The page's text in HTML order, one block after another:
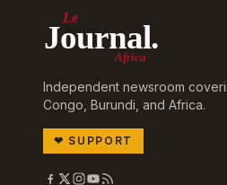
Le
Journal.
Africa
Independent newsroom
Congo, Burundi, and Africa.
❤ SUPPORT